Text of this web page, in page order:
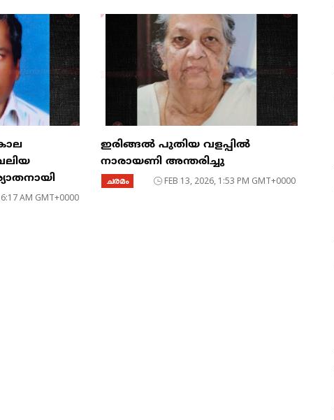
6:17 AM GMT+0000
ഇരിങ്ങൽ പുതിയ വളപ്പിൽ
നാരായണി അന്തരിച്ചു
ചരമം FEB 13, 2026, 1:53 PM GMT+0000